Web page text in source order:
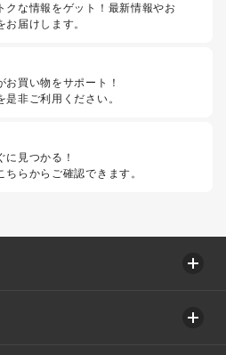
クな情報をゲット！最新情報やお
届けします。
お買い物をサポート！
非ご利用ください。
に見つかる！
らからご確認できます。